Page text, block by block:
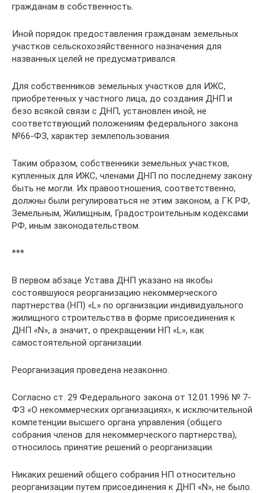
гражданам в собственность.
Иной порядок предоставления гражданам земельных
участков сельскохозяйственного назначения для
названных целей не предусматривался.
Для собственников земельных участков для ИЖС,
приобретенных у частного лица, до создания ДНП и
безо всякой связи с ДНП, установлен иной, не
соответствующий положениям федерального закона
№66-ФЗ, характер землепользования.
Таким образом, собственники земельных участков,
купленных для ИЖС, членами ДНП по последнему закону
быть не могли. Их правоотношения, соответственно,
должны были регулироваться не этим законом, а ГК РФ,
Земельным, Жилищным, Градостроительным кодексами
РФ, иным законодательством.
***
В первом абзаце Устава ДНП указано на якобы
состоявшуюся реорганизацию некоммерческого
партнерства (НП) «L» по организации индивидуального
жилищного строительства в форме присоединения к
ДНП «N», а значит, о прекращении НП «L», как
самостоятельной организации.
Реорганизация проведена незаконно.
Согласно ст. 29 Федерального закона от 12.01.1996 № 7-
ФЗ «О некоммерческих организациях», к исключительной
компетенции высшего органа управления (общего
собрания членов для некоммерческого партнерства),
относилось принятие решений о реорганизации.
Никаких решений общего собрания НП относительно
реорганизации путем присоединения к ДНП «N», не было.